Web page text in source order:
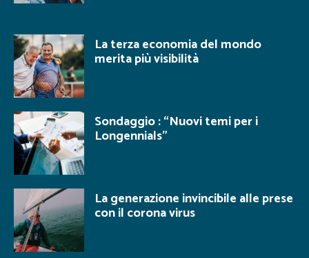
La terza economia del mondo
merita più visibilità
Sondaggio : “Nuovi temi per i
Longennials”
La generazione invincibile alle prese
con il corona virus